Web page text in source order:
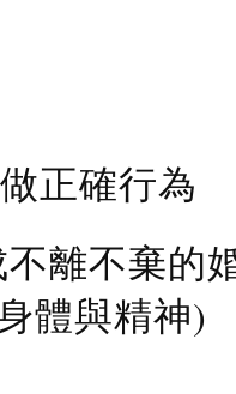
正確行為
離不棄的
體與精神)